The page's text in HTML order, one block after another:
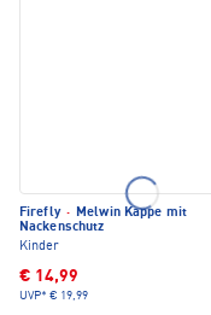
Firefly · Melwin Kappe mit
Nackenschutz
Kinder
€ 14,99
UVP* € 19,99